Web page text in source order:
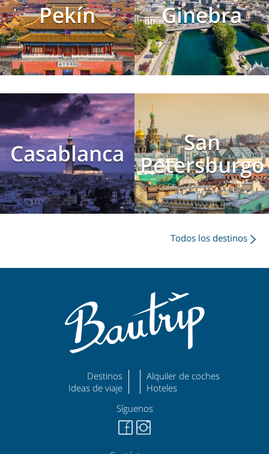
Pekín Ginebra
Casablanca
San
Petersburgo
Todos los destinos
Destinos
Ideas de viaje
Alquiler de coches
Hoteles
Síguenos